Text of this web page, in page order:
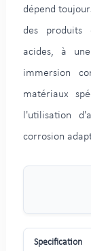
dépend
des produits
acides, à
immersion
matériaux
l'utilisation
corrosion